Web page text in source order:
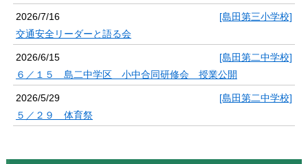
2026/7/16
[島田第三小学校]
交通安全リーダーと語る会
2026/6/15
[島田第二中学校]
６／１５ 島二中学区 小中合同研修会 授業公開
2026/5/29
[島田第二中学校]
５／２９ 体育祭